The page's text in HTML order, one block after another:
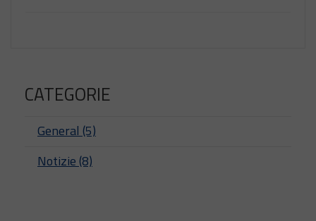
CATEGORIE
General (5)
Notizie (8)